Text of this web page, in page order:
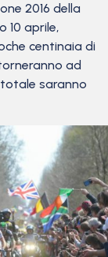
2016 della
10 aprile,
centinaia di
ad
saranno